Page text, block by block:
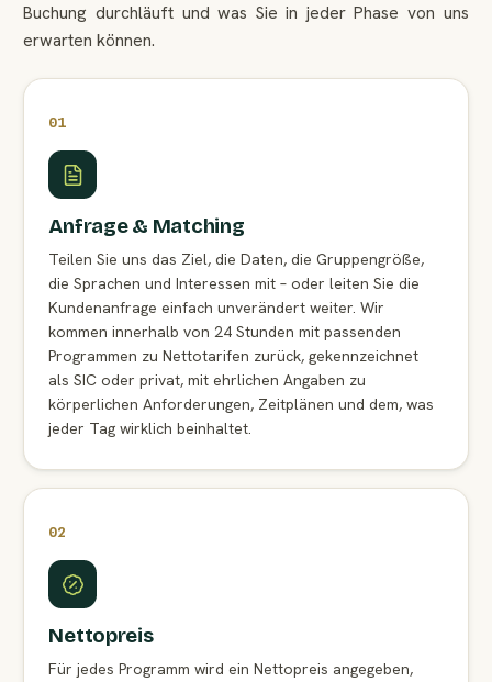
Buchung durchläuft und was Sie in jeder Phase von uns
erwarten können.
01
Anfrage & Matching
Teilen Sie uns das Ziel, die Daten, die Gruppengröße,
die Sprachen und Interessen mit – oder leiten Sie die
Kundenanfrage einfach unverändert weiter. Wir
kommen innerhalb von 24 Stunden mit passenden
Programmen zu Nettotarifen zurück, gekennzeichnet
als SIC oder privat, mit ehrlichen Angaben zu
körperlichen Anforderungen, Zeitplänen und dem, was
jeder Tag wirklich beinhaltet.
02
Nettopreis
Für jedes Programm wird ein Nettopreis angegeben,